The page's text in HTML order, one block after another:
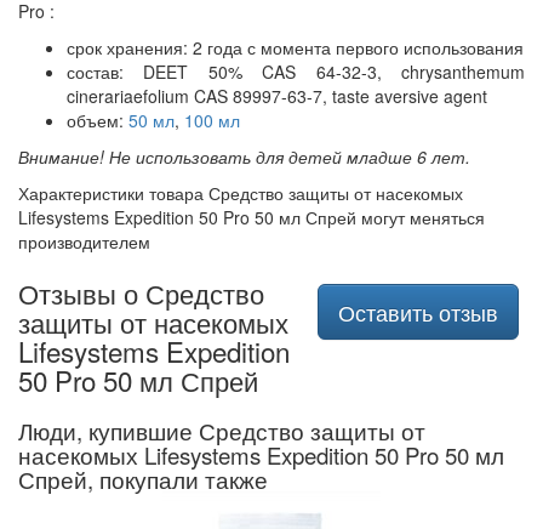
Pro :
срок хранения: 2 года с момента первого использования
состав: DEET 50% CAS 64-32-3, chrysanthemum
cinerariaefolium CAS 89997-63-7, taste aversive agent
объем: 50 мл, 100 мл
Внимание! Не использовать для детей младше 6 лет.
Характеристики товара Средство защиты от насекомых
Lifesystems Expedition 50 Pro 50 мл Спрей могут меняться
производителем
Оставить отзыв
Отзывы о Средство
защиты от насекомых
Lifesystems Expedition
50 Pro 50 мл Спрей
Люди, купившие Средство защиты от
насекомых Lifesystems Expedition 50 Pro 50 мл
Спрей, покупали также